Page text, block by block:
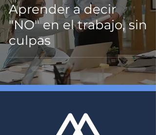
Aprender a decir
"NO" en el trabajo, sin
culpas